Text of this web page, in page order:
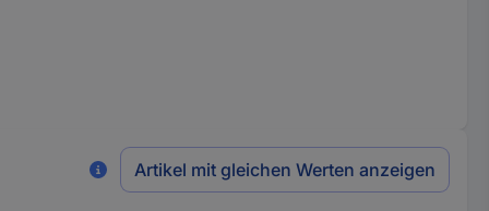
Artikel mit gleichen Werten anzeigen